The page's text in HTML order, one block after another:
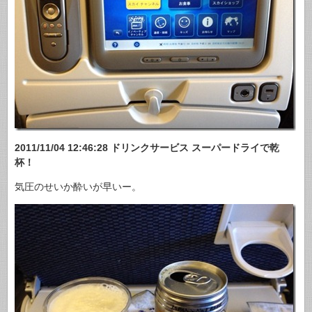
2011/11/04 12:46:28 ドリンクサービス スーパードライで乾
杯！
気圧のせいか酔いが早いー。